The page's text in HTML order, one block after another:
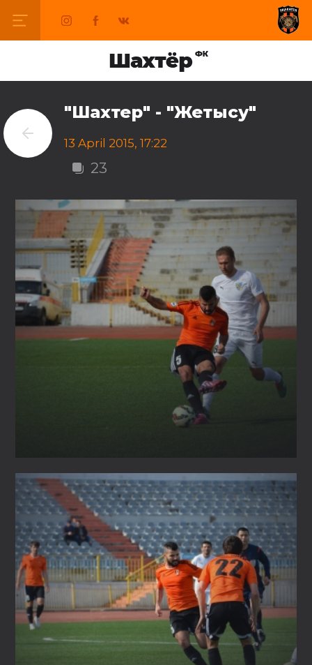
"Шахтер" - "Жетысу"
13 April 2015, 17:22
23